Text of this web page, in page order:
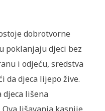
dobrotvorne
poklanjaju djeci bez
i odjeću, sredstva
da djeca lijepo žive.
djeca lišena